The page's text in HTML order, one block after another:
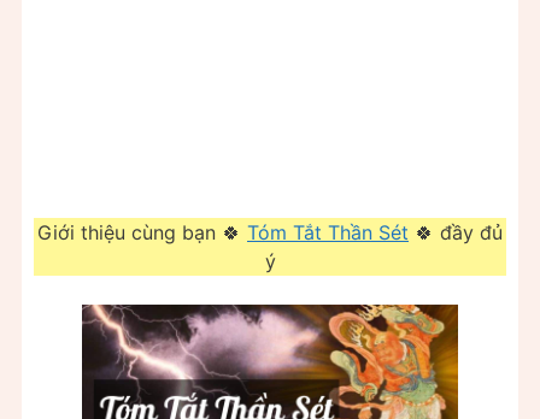
Giới thiệu cùng bạn 🍀 Tóm Tắt Thần Sét 🍀 đầy đủ
ý